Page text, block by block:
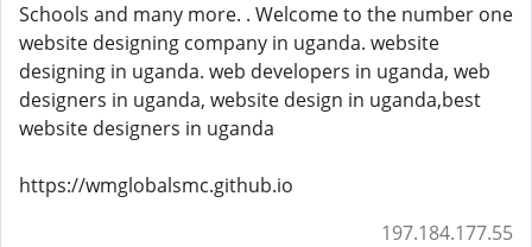
Schools and many more. . Welcome to the number one
website designing company in uganda. website
designing in uganda. web developers in uganda, web
designers in uganda, website design in uganda,best
website designers in uganda
https://wmglobalsmc.github.io
197.184.177.55